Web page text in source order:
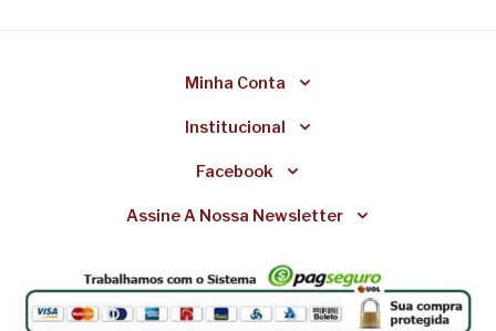
Minha Conta
Institucional
Facebook
Assine A Nossa Newsletter